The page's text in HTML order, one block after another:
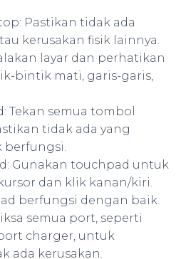
Pastikan tidak ada
kerusakan fisik lainnya.
layar dan perhatikan
bintik mati, garis-garis,
Tekan semua tombol
tidak ada yang
berfungsi.
Gunakan touchpad untuk
dan klik kanan/kiri.
berfungsi dengan baik.
semua port, seperti
charger, untuk
ada kerusakan.